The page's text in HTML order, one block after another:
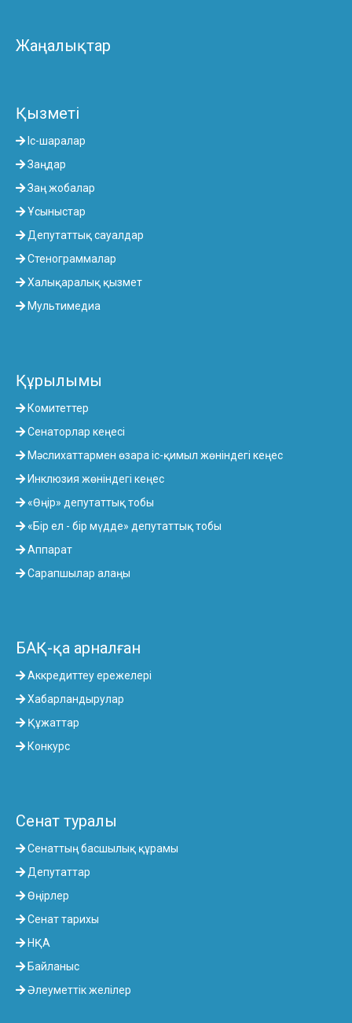
Жаңалықтар
Қызметі
Іс-шаралар
Заңдар
Заң жобалар
Ұсыныстар
Депутаттық сауалдар
Стенограммалар
Халықаралық қызмет
Мультимедиа
Құрылымы
Комитеттер
Сенаторлар кеңесі
Мәслихаттармен өзара іс-қимыл жөніндегі кеңес
Инклюзия жөніндегі кеңес
«Өңір» депутаттық тобы
«Бір ел - бір мүдде» депутаттық тобы
Аппарат
Сарапшылар алаңы
БАҚ-қа арналған
Аккредиттеу ережелері
Хабарландырулар
Құжаттар
Конкурс
Сенат туралы
Сенаттың басшылық құрамы
Депутаттар
Өңірлер
Сенат тарихы
НҚА
Байланыс
Әлеуметтік желілер